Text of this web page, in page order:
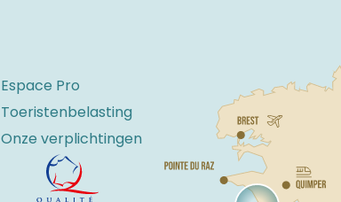
Espace Pro
Toeristenbelasting
Onze verplichtingen